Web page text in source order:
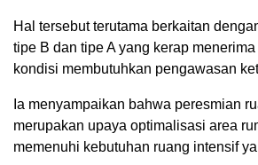
Hal tersebut terutama berkaitan
tipe B dan tipe A yang kerap
kondisi membutuhkan pengawasan
Ia menyampaikan bahwa peresmian
merupakan upaya optimalisasi area
memenuhi kebutuhan ruang intensif